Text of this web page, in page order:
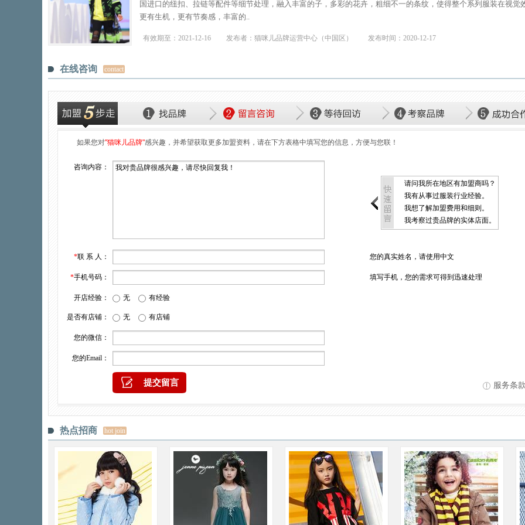
国进口的纽扣、拉链等配件等细节处理，融入丰富的子，多彩的花卉，粗细不一的条纹，使得整个系列服装在视觉
更有生机，更有节奏感，丰富的..
有效期至： 2021-12-16 发布者：猫咪儿品牌运营中心（中国区） 发布时间：2020-12-17
在线咨询 contact
如果您对"猫咪儿品牌"感兴趣，并希望获取更多加盟资料，请在下方表格中填写您的信息，方便与您联！
咨询内容：
请问我所在地区有加盟商吗？
我有从事过服装行业经验。
我想了解加盟费用和细则。
我考察过贵品牌的实体店面。
*联 系 人： 您的真实姓名，请使用中文
*手机号码： 填写手机，您的需求可得到迅速处理
开店经验： 无 有经验
是否有店铺： 无 有店铺
您的微信：
您的Email：
服务条
热点招商 hot join